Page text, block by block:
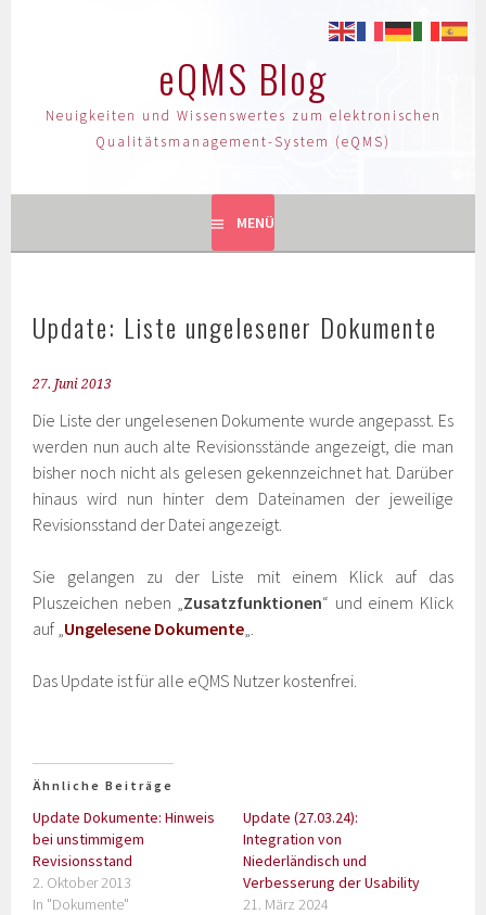
eQMS Blog
Neuigkeiten und Wissenswertes zum elektronischen
Qualitätsmanagement-System (eQMS)
MENÜ
Update: Liste ungelesener Dokumente
27. Juni 2013
Die Liste der ungelesenen Dokumente wurde angepasst. Es
werden nun auch alte Revisionsstände angezeigt, die man
bisher noch nicht als gelesen gekennzeichnet hat. Darüber
hinaus wird nun hinter dem Dateinamen der jeweilige
Revisionsstand der Datei angezeigt.
Sie gelangen zu der Liste mit einem Klick auf das
Pluszeichen neben „Zusatzfunktionen“ und einem Klick
auf „Ungelesene Dokumente„.
Das Update ist für alle eQMS Nutzer kostenfrei.
Ähnliche Beiträge
Update Dokumente: Hinweis
bei unstimmigem
Revisionsstand
2. Oktober 2013
In "Dokumente"
Update (27.03.24):
Integration von
Niederländisch und
Verbesserung der Usability
21. März 2024